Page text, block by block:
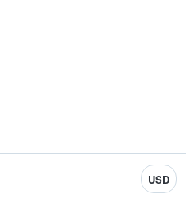
USD